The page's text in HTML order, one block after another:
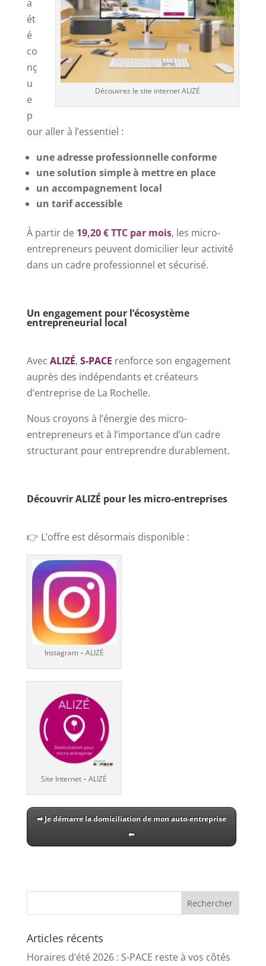
Découvrez le site internet ALIZÉ
a
ét
é
co
nç
u
e
p
our aller à l’essentiel :
une adresse professionnelle conforme
une solution simple à mettre en place
un accompagnement local
un tarif accessible
À partir de 19,20 € TTC par mois, les micro-
entrepreneurs peuvent domicilier leur activité
dans un cadre professionnel et sécurisé.
Un engagement pour l’écosystème
entrepreneurial local
Avec ALIZÉ, S-PACE renforce son engagement
auprès des indépendants et créateurs
d’entreprise de La Rochelle.
Nous croyons à l’énergie des micro-
entrepreneurs et à l’importance d’un cadre
structurant pour entreprendre durablement.
Découvrir ALIZÉ pour les micro-entreprises
👉 L’offre est désormais disponible :
Instagram – ALIZÉ
Site Internet – ALIZÉ
➡ Je démarre la domiciliation de mon auto-entreprise
⬅
Articles récents
Horaires d’été 2026 : S-PACE reste à vos côtés